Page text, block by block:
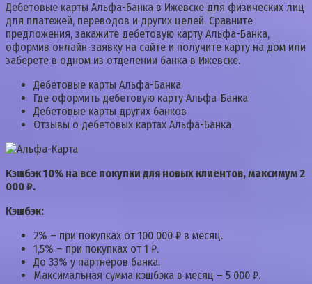
Дебетовые карты Альфа-Банка в Ижевске для физических лиц
для платежей, переводов и других целей. Сравните
предложения, закажите дебетовую карту Альфа-Банка,
оформив онлайн-заявку на сайте и получите карту на дом или
заберете в одном из отделении банка в Ижевске.
Дебетовые карты Альфа-Банка
Где оформить дебетовую карту Альфа-Банка
Дебетовые карты других банков
Отзывы о дебетовых картах Альфа-Банка
Кэшбэк 10% на все покупки для новых клиентов, максимум 2
000 ₽.
Кэшбэк:
2% – при покупках от 100 000 ₽ в месяц.
1,5% – при покупках от 1 ₽.
До 33% у партнёров банка.
Максимальная сумма кэшбэка в месяц – 5 000 ₽.